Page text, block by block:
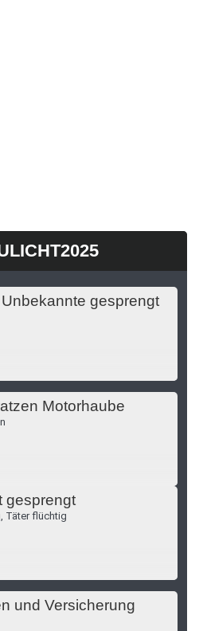
gesprengt
Motorhaube
gesprengt
Täter flüchtig
und Versicherung